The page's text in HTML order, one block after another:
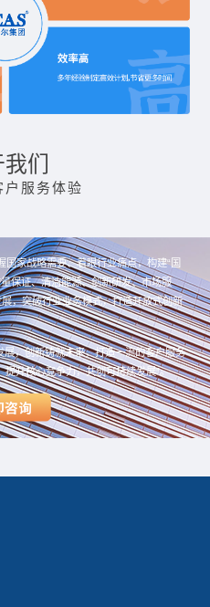
们
户服务体验
国家战略需要、着眼行业痛点，构建“国
保证、清洁能源、创新研发、市场服
，突破行业业务模式，打造开放式创新
，创新铸就未来，打造一流的客户服务
提升核心竞争力，共创可持续发展”。